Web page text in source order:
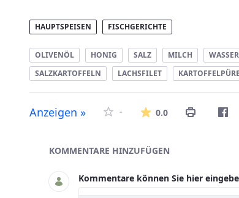
HAUPTSPEISEN FISCHGERICHTE
OLIVENÖL HONIG SALZ MILCH WASSER
SALZKARTOFFELN
LACHSFILET
Anzeigen » - 0.0Die
Asset-Herausgeber
KOMMENTARE HINZUFÜGEN
Kommentare können Sie hier